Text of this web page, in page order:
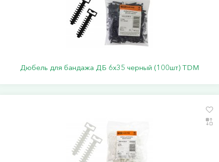
Дюбель для бандажа ДБ 6х35 черный (100шт) TDM